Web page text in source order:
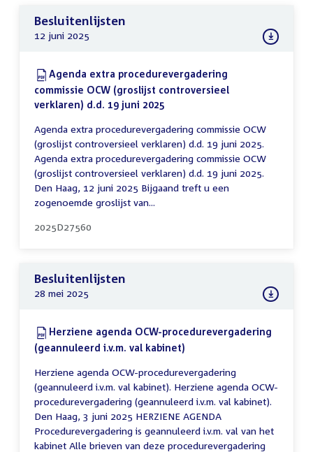
Besluitenlijsten
12 juni 2025
Download:
Agenda extra procedurevergadering
commissie OCW (groslijst controversieel
verklaren) d.d. 19 juni 2025
Agenda extra procedurevergadering commissie OCW
(groslijst controversieel verklaren) d.d. 19 juni 2025.
Agenda extra procedurevergadering commissie OCW
(groslijst controversieel verklaren) d.d. 19 juni 2025.
Den Haag, 12 juni 2025 Bijgaand treft u een
zogenoemde groslijst van...
2025D27560
Besluitenlijsten
28 mei 2025
Download:
Herziene agenda OCW-procedurevergadering
(geannuleerd i.v.m. val kabinet)
Herziene agenda OCW-procedurevergadering
(geannuleerd i.v.m. val kabinet). Herziene agenda OCW-
procedurevergadering (geannuleerd i.v.m. val kabinet).
Den Haag, 3 juni 2025 HERZIENE AGENDA
Procedurevergadering is geannuleerd i.v.m. val van het
kabinet Alle brieven van deze procedurevergadering